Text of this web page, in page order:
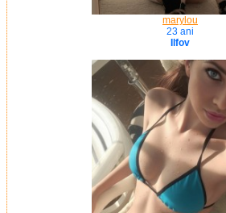
marylou
23 ani
Ilfov